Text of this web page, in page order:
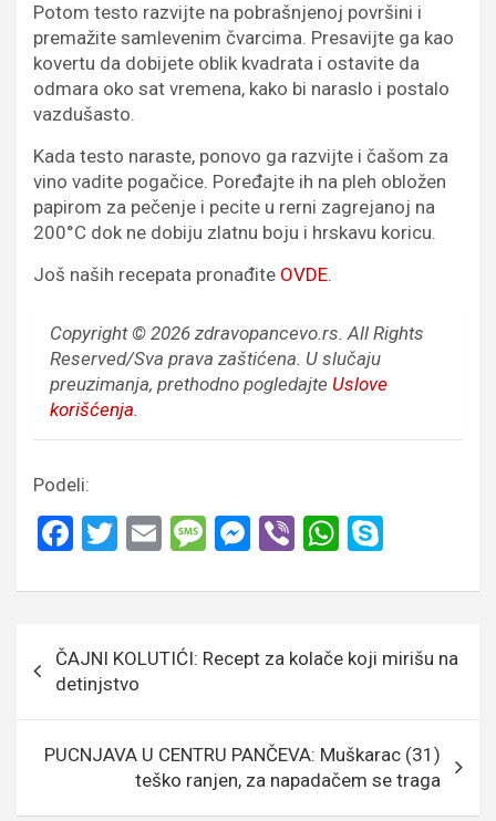
Potom testo razvijte na pobrašnjenoj površini i
premažite samlevenim čvarcima. Presavijte ga kao
kovertu da dobijete oblik kvadrata i ostavite da
odmara oko sat vremena, kako bi naraslo i postalo
vazdušasto.
Kada testo naraste, ponovo ga razvijte i čašom za
vino vadite pogačice. Poređajte ih na pleh obložen
papirom za pečenje i pecite u rerni zagrejanoj na
200°C dok ne dobiju zlatnu boju i hrskavu koricu.
Još naših recepata pronađite OVDE.
Copyright © 2026 zdravopancevo.rs. All Rights
Reserved/Sva prava zaštićena. U slučaju
preuzimanja, prethodno pogledajte Uslove
korišćenja.
Podeli:
F
ce
o
o
k
T
tt
E
ail
M
s
g
e
M
se
g
er
Vi
er
W
at
A
p
p
p
Кретање
чланка
ČAJNI KOLUTIĆI: Recept za kolače koji mirišu na
detinjstvo
PUCNJAVA U CENTRU PANČEVA: Muškarac (31)
teško ranjen, za napadačem se traga